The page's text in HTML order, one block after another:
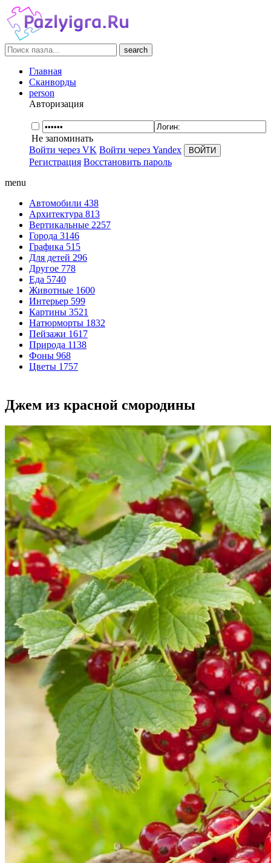
search
Главная
Сканворды
person
Авторизация
Не запоминать
Войти через VK Войти через Yandex
Регистрация Восстановить пароль
menu
Автомобили 438
Архитектура 813
Вертикальные 2257
Города 3146
Графика 515
Для детей 296
Другое 778
Еда 5740
Животные 1600
Интерьер 599
Картины 3521
Натюрморты 1832
Пейзажи 1617
Природа 1138
Фоны 968
Цветы 1757
Джем из красной смородины